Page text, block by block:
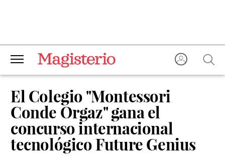
El Colegio "Montessori
Conde Orgaz" gana el
concurso internacional
tecnológico Future Genius